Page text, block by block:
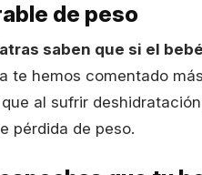
de peso
saben que si el
te hemos comentado
al sufrir
pérdida de peso.